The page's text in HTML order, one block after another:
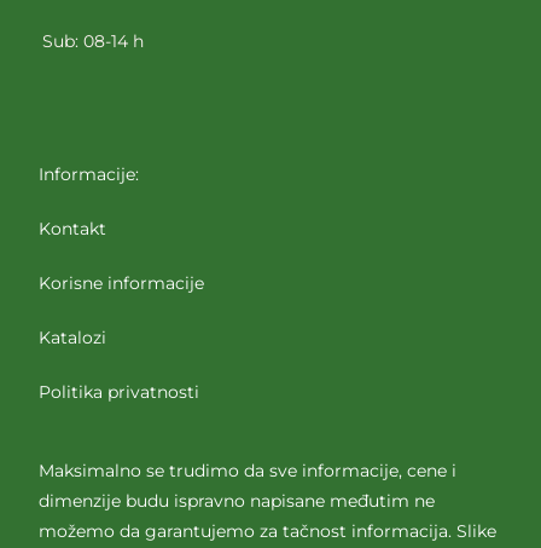
Sub: 08-14 h
Informacije:
Kontakt
Korisne informacije
Katalozi
Politika privatnosti
Maksimalno se trudimo da sve informacije, cene i
dimenzije budu ispravno napisane međutim ne
možemo da garantujemo za tačnost informacija. Slike